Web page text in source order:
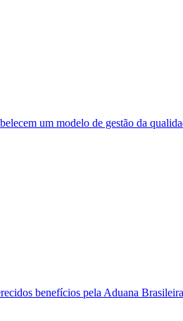
um modelo de gestão da
benefícios pela Aduana